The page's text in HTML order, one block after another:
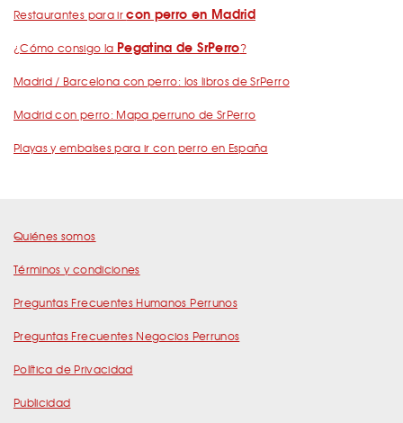
Restaurantes para ircon perro en Madrid
¿Cómo consigo la Pegatina de SrPerro?
Madrid / Barcelona con perro: los libros de SrPerro
Madrid con perro: Mapa perruno de SrPerro
Playas y embalses para ir con perro en España
Quiénes somos
Términos y condiciones
Preguntas Frecuentes Humanos Perrunos
Preguntas Frecuentes Negocios Perrunos
Política de Privacidad
Publicidad